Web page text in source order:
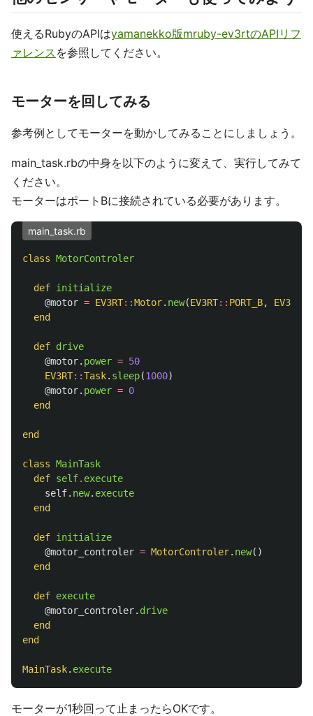
使えるRubyのAPIはyamanekko版mruby-ev3rtのAPIリフ
ァレンス を参照してください。
モーターを回してみる
参考例としてモーターを動かしてみることにしましょう。
main_task.rbの中身を以下のように変えて、実行してみて
ください。
モーターはポートBに接続されている必要があります。
main_task.rb
class MotorControler
def initialize
@motor = EV3RT::Motor. new(EV3RT:: PORT_B, EV3RT
end
def drive
@motor. power = 50
EV3RT::Task. sleep(1000)
@motor. power = 0
end
end
class MainTask
def self. execute
self. new. execute
end
def initialize
@motor_controler = MotorControler. new()
end
def execute
@motor_controler. drive
end
end
MainTask. execute
モーターが1秒回って止まったらOKです。